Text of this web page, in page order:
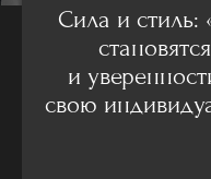
Сила и стиль:
и
свою